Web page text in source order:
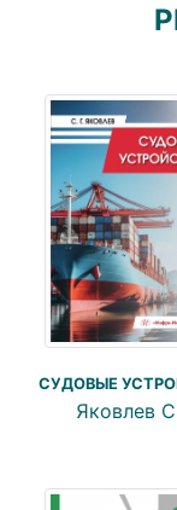
СУДОВЫЕ
Яковлев